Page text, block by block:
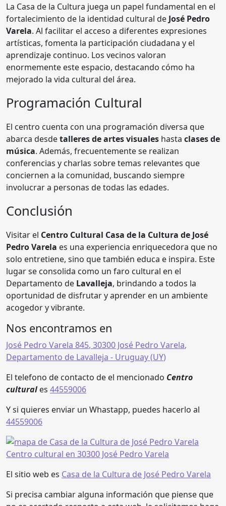
La Casa de la Cultura juega un papel fundamental en el
fortalecimiento de la identidad cultural de José Pedro
Varela. Al facilitar el acceso a diferentes expresiones
artísticas, fomenta la participación ciudadana y el
aprendizaje continuo. Los vecinos valoran
enormemente este espacio, destacando cómo ha
mejorado la vida cultural del área.
Programación Cultural
El centro cuenta con una programación diversa que
abarca desdetalleres de artes visuales hasta clases de
música. Además, frecuentemente se realizan
conferencias y charlas sobre temas relevantes que
conciernen a la comunidad, buscando siempre
involucrar a personas de todas las edades.
Conclusión
Visitar el Centro Cultural Casa de la Cultura de José
Pedro Varela es una experiencia enriquecedora que no
solo entretiene, sino que también educa e inspira. Este
lugar se consolida como un faro cultural en el
Departamento de Lavalleja, brindando a todos la
oportunidad de disfrutar y aprender en un ambiente
acogedor y vibrante.
Nos encontramos en
José Pedro Varela 845, 30300 José Pedro Varela,
Departamento de Lavalleja - Uruguay (UY)
El telefono de contacto de el mencionado Centro
cultural es 44559006
Y si quieres enviar un Whastapp, puedes hacerlo al
44559006
El sitio web es Casa de la Cultura de José Pedro Varela
Si precisa cambiar alguna información que piense que